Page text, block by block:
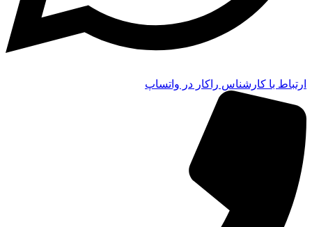
ارتباط با کارشناس راکار در واتساپ